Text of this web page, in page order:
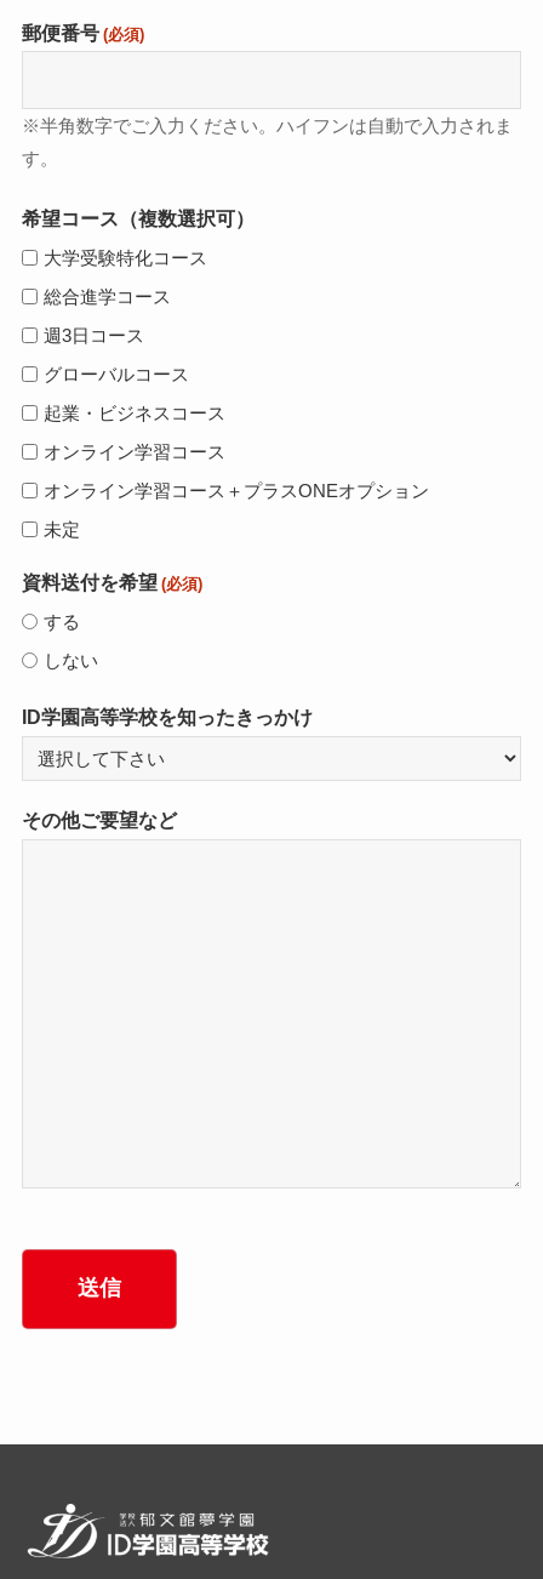
郵便番号 (必須)
※半角数字でご入力ください。ハイフンは自動で入力されま
す。
希望コース（複数選択可）
大学受験特化コース
総合進学コース
週3日コース
グローバルコース
起業・ビジネスコース
オンライン学習コース
オンライン学習コース＋プラスONEオプション
未定
資料送付を希望 (必須)
する
しない
ID学園高等学校を知ったきっかけ
その他ご要望など